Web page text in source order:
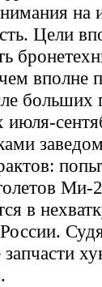
на
Цели
вполне
июля-
Ми-
в